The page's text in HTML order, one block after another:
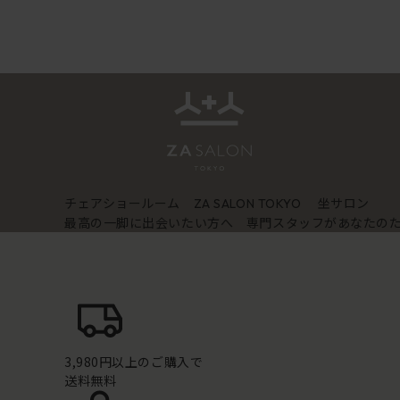
チェアショールーム ZA SALON TOKYO
坐サロン
最高の一脚に出会いたい方へ 専門スタッフがあなたの
3,980円以上のご購入で
送料無料